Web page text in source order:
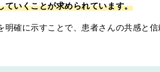
ていくことが求められています。
明確に示すことで、患者さんの共感と